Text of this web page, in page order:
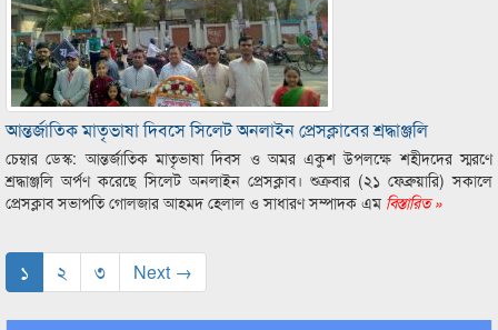
আন্তর্জাতিক মাতৃভাষা দিবসে সিলেট অনলাইন প্রেসক্লাবের শ্রদ্ধাঞ্জলি
চেম্বার ডেস্ক: আন্তর্জাতিক মাতৃভাষা দিবস ও অমর একুশ উপলক্ষে শহীদদের স্মরণে
শ্রদ্ধাঞ্জলি অর্পণ করেছে সিলেট অনলাইন প্রেসক্লাব। শুক্রবার (২১ ফেব্রুয়ারি) সকালে
প্রেসক্লাব সভাপতি গোলজার আহমদ হেলাল ও সাধারণ সম্পাদক এম বিস্তারিত »
১ ২ ৩ Next →